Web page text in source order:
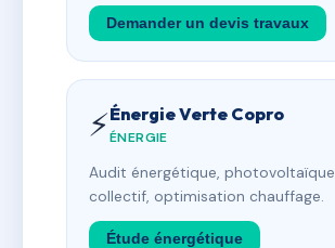
Demander un devis travaux
⚡Énergie Verte Copro
ÉNERGIE
Audit énergétique, photovoltaïque
collectif, optimisation chauffage.
Étude énergétique